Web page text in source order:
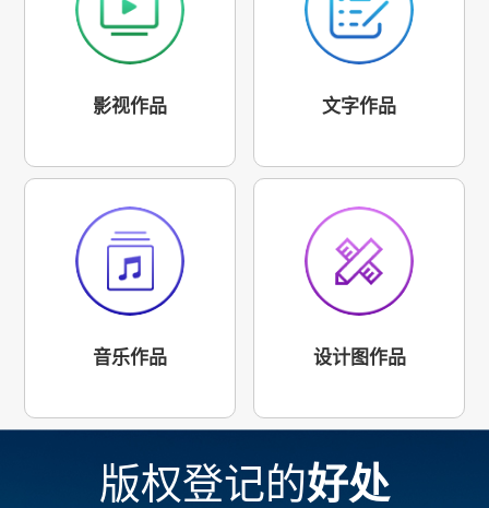
影视作品 文字作品
音乐作品 设计图作品
版权登记的好处